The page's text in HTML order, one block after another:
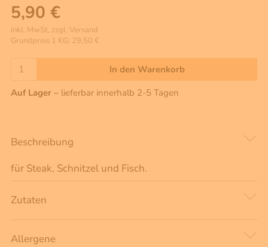
5,90 €
inkl. MwSt, zzgl. Versand
Grundpreis 1 KG: 29,50 €
In den Warenkorb
Auf Lager – lieferbar innerhalb 2-5 Tagen
Beschreibung
für Steak, Schnitzel und Fisch.
Zutaten
Allergene